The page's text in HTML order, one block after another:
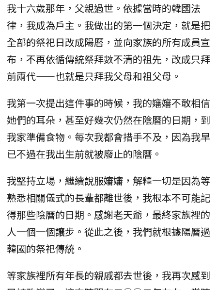
我十六歲那年，父親過世。依據當時的韓國法
律，我成為戶主。我做出的第一個決定，就是把
全部的祭祀日改成陽曆，並向家族的所有成員宣
布，不再依循傳統祭拜數不清的祖先，改成只拜
前兩代——也就是只拜我父母和祖父母。
我第一次提出這件事的時候，我的嬸嬸不敢相信
她們的耳朵，甚至好幾次仍然在陰曆的日期，到
我家準備食物。每次我都會措手不及，因為我早
已不過在我出生前就被廢止的陰曆。
我堅持立場，繼續說服嬸嬸，解釋一切是因為等
熟悉相關儀式的長輩都離世後，我根本不可能記
得那些陰曆的日期。感謝老天爺，最終家族裡的
人一個一個讓步。從此之後，我們就根據陽曆過
韓國的祭祀傳統。
等家族裡所有年長的親戚都去世後，我再次感到